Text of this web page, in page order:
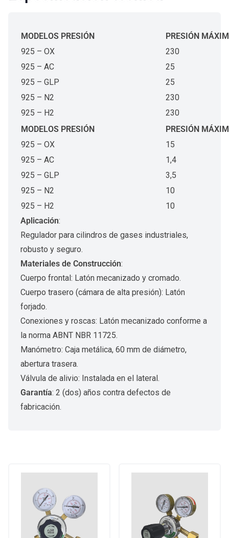
MODELOS PRESIÓN PRESIÓN
925 – OX
230
925 – AC
25
925 – GLP
25
925 – N2
230
925 – H2
230
MODELOS PRESIÓN PRESIÓN
925 – OX
15
925 – AC
1,4
925 – GLP
3,5
925 – N2
10
925 – H2
10
Aplicación:
Regulador para cilindros de gases industriales,
robusto y seguro.
Materiales de Construcción:
Cuerpo frontal: Latón mecanizado y cromado.
Cuerpo trasero (cámara de alta presión): Latón
forjado.
Conexiones y roscas: Latón mecanizado conforme a
la norma ABNT NBR 11725.
Manómetro: Caja metálica, 60 mm de diámetro,
abertura trasera.
Válvula de alivio: Instalada en el lateral.
Garantía: 2 (dos) años contra defectos de
fabricación.